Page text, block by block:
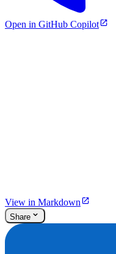
Open in GitHub Copilot
View in Markdown
Share